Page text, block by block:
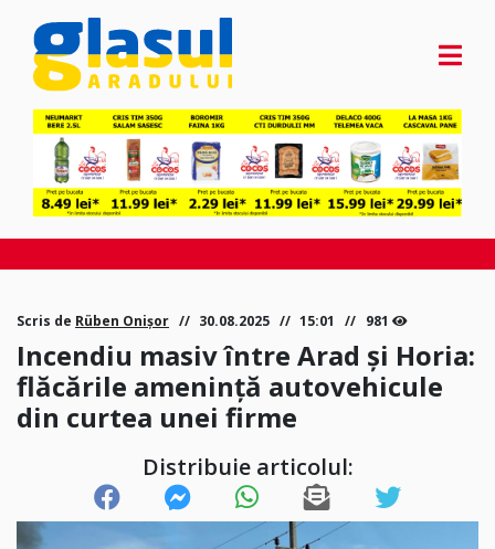
Scris de Rüben Onișor 30.08.2025 15:01 981
Incendiu masiv între Arad și Horia:
flăcările amenință autovehicule
din curtea unei firme
Distribuie articolul: